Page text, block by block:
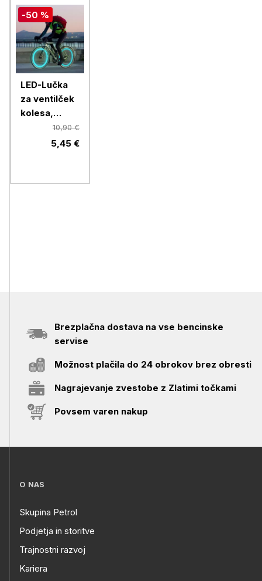
-50 %
LED-Lučka
za ventilček
kolesa,
10,90 €
5,45 €
Brezplačna dostava na vse bencinske
servise
Možnost plačila do 24 obrokov brez obresti
Nagrajevanje zvestobe z Zlatimi točkami
Povsem varen nakup
O NAS
Skupina Petrol
Podjetja in storitve
Trajnostni razvoj
Kariera